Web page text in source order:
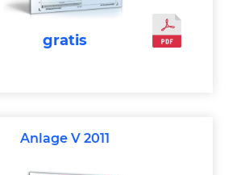
gratis
Anlage V 2011